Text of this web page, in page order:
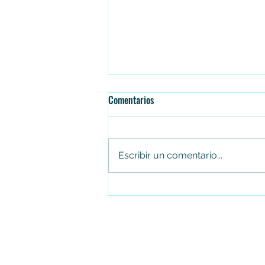
Falleció el senador Miguel Uribe
Comentarios
Escribir un comentario...